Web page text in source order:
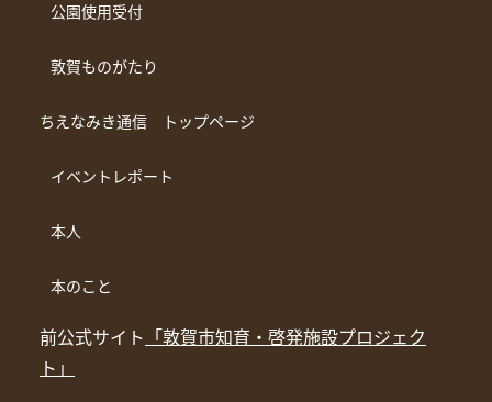
公園使用受付
敦賀ものがたり
ちえなみき通信 トップページ
イベントレポート
本人
本のこと
前公式サイト 「敦賀市知育・啓発施設プロジェク
ト」